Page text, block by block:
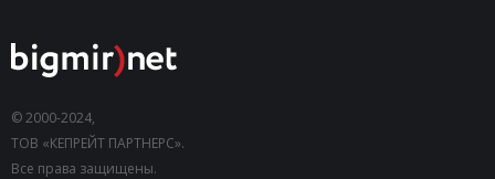
© 2000-2024,
ТОВ «КЕПРЕЙТ ПАРТНЕРС».
Все права защищены.